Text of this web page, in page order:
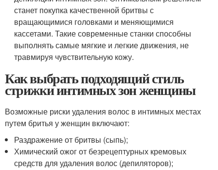
станет покупка качественной бритвы с
вращающимися головками и меняющимися
кассетами. Такие современные станки способны
выполнять самые мягкие и легкие движения, не
травмируя чувствительную кожу.
Как выбрать подходящий стиль
стрижки интимных зон женщины
Возможные риски удаления волос в интимных местах
путем бритья у женщин включают:
Раздражение от бритвы (сыпь);
Химический ожог от безрецептурных кремовых
средств для удаления волос (депиляторов);